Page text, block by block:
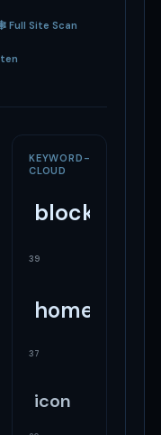
Full Site Scan
KEYWORD-
CLOUD
block
39
home
37
icon